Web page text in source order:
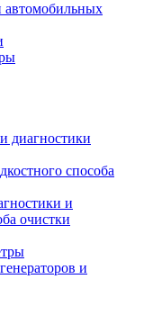
автомобильных
диагностики
способа
и
очистки
и